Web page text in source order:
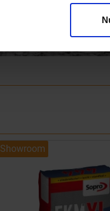
Showroom